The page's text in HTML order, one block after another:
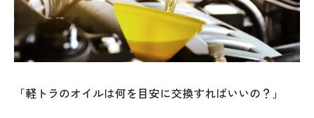
「軽トラのオイルは何を目安に交換すればいいの？」